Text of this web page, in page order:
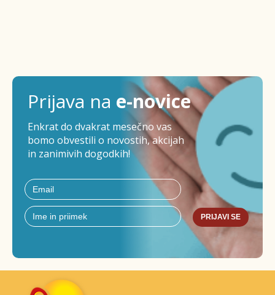
Prijava na e-novice
Enkrat do dvakrat mesečno vas
bomo obvestili o novostih, akcijah
in zanimivih dogodkih!
PRIJAVI SE